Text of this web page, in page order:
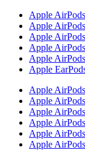
Apple
Apple
Apple
Apple
Apple
Apple
Apple
Apple
Apple
Apple
Apple
Apple